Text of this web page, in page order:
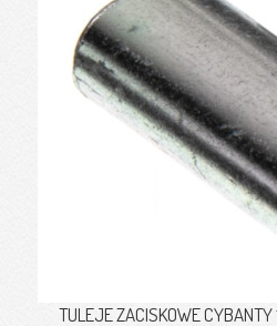
TULEJE ZACISKOWE